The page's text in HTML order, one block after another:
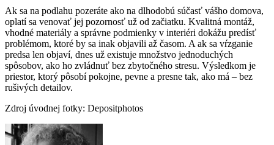
Ak sa na podlahu pozeráte ako na dlhodobú súčasť vášho domova,
oplatí sa venovať jej pozornosť už od začiatku. Kvalitná montáž,
vhodné materiály a správne podmienky v interiéri dokážu predísť
problémom, ktoré by sa inak objavili až časom. A ak sa vŕzganie
predsa len objaví, dnes už existuje množstvo jednoduchých
spôsobov, ako ho zvládnuť bez zbytočného stresu. Výsledkom je
priestor, ktorý pôsobí pokojne, pevne a presne tak, ako má – bez
rušivých detailov.
Zdroj úvodnej fotky: Depositphotos